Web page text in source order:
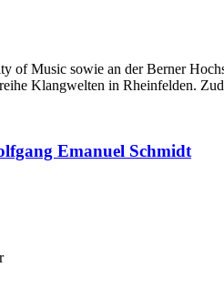
of Music sowie an der Berner
Klangwelten in Rheinfelden.
Emanuel Schmidt